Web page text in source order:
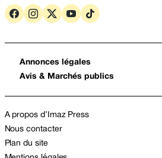
Annonces légales
Avis & Marchés publics
A propos d’Imaz Press
Nous contacter
Plan du site